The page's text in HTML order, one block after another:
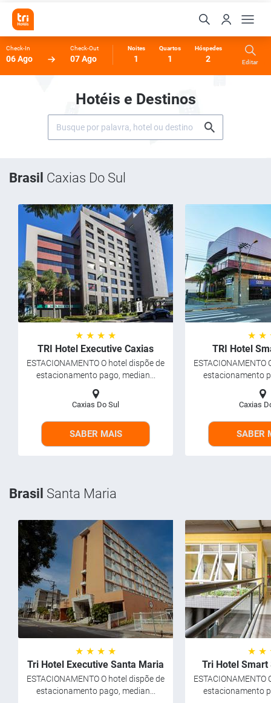
Check-In
06 Ago
Check-Out
07 Ago
Noites
1
Quartos
1
Hóspedes
2 Editar
Hotéis e Destinos
Brasil Caxias Do Sul
★ ★ ★ ★
TRI Hotel Executive Caxias
ESTACIONAMENTO O hotel dispõe de
estacionamento pago, median...
Caxias Do Sul
SABER MAIS
★ ★
TRI Hotel
ESTACIONAMENTO
estacionamento
Caxias
SABER
Brasil Santa Maria
★ ★ ★ ★
Tri Hotel Executive Santa Maria
ESTACIONAMENTO O hotel dispõe de
estacionamento pago, median...
★ ★
Tri Hotel Smart
ESTACIONAMENTO
estacionamento